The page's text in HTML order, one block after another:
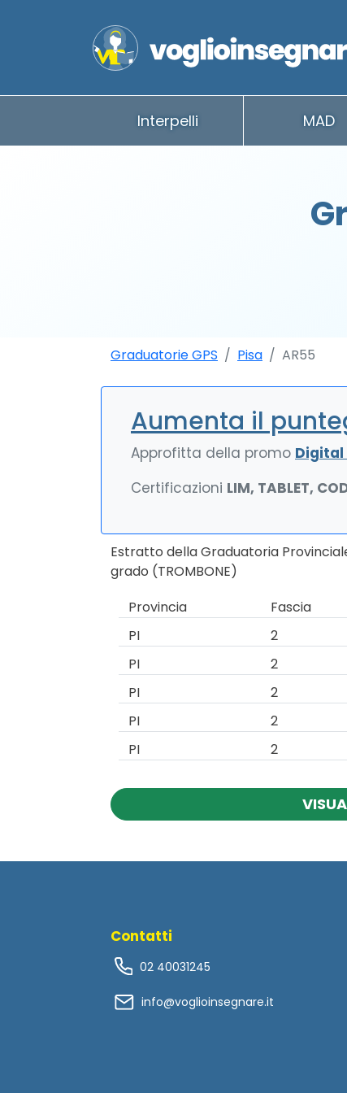
Interpelli MAD
Graduatorie GPS Pisa AR55
Aumenta il
Approfitta della promo Digital
Certificazioni LIM, TABLET,
Estratto della Graduatoria
grado (TROMBONE)
Provincia
Fascia
PI
2
PI
2
PI
2
PI
2
PI
2
Contatti
02 40031245
info@voglioinsegnare.it